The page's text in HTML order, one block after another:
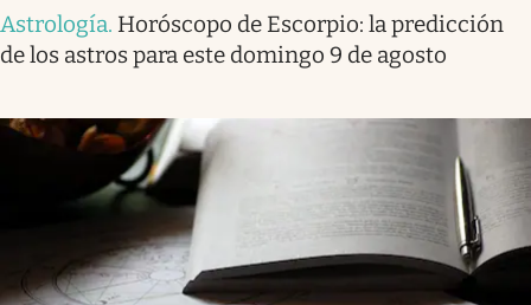
Astrología. Horóscopo de Escorpio: la predicción
de los astros para este domingo 9 de agosto